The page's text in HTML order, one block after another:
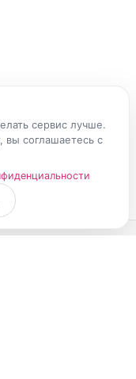
сервис лучше.
вы соглашаетесь с